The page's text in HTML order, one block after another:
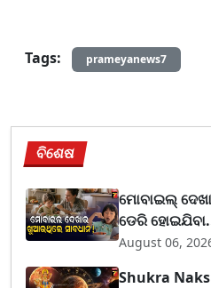
Tags: prameyanews7
ବିଶେଷ
ମୋବାଇଲ୍
ଡେରି
August 06,
Shukra